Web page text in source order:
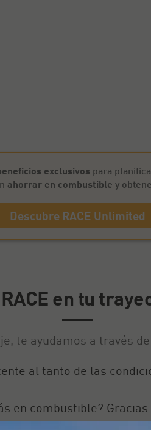
exclusivos para
ahorrar en combustible y
Descubre RACE Unlimited
en tu
te ayudamos a través
al tanto de las
en combustible?